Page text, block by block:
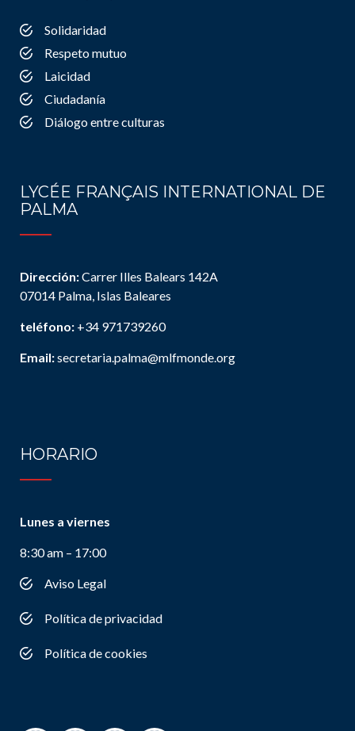
Solidaridad
Respeto mutuo
Laicidad
Ciudadanía
Diálogo entre culturas
LYCÉE FRANÇAIS INTERNATIONAL DE
PALMA
Dirección:Carrer Illes Balears 142A
07014 Palma, Islas Baleares
teléfono: +34 971739260
Email:secretaria.palma@mlfmonde.org
HORARIO
Lunes a viernes
8:30 am – 17:00
Aviso Legal
Política de privacidad
Política de cookies